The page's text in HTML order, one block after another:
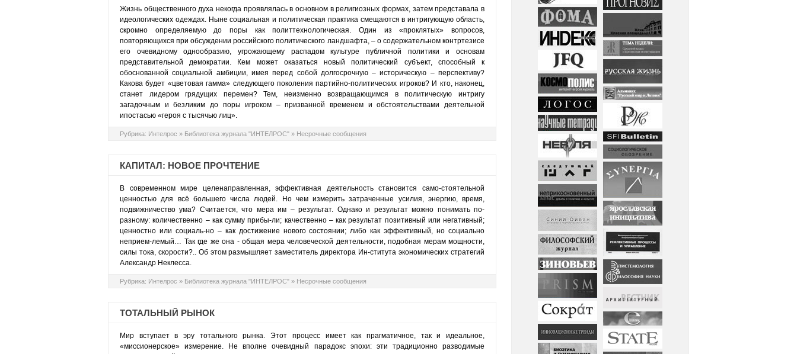
Жизнь общественного духа некогда проявлялась в основном в религиозных формах, затем представала в
идеологических одеждах. Ныне социальная и политическая практика смещаются в интригующую область,
скромно определяемую до поры как политтехнологическая. Один из «проклятых» вопросов,
повторяющихся при обсуждении российского политического ландшафта, – о содержательном контртезисе
его очевидному однообразию, угрожающему распадом культуре публичной политики и основам
представительной демократии. Кем может оказаться новый политический субъект, способный к
обоснованной социальной амбиции, имея перед собой долгосрочную – историческую – перспективу?
Какова будет «цветовая гамма» следующего поколения партийно-политических игроков? И кто, наконец,
станет лидером грядущих перемен? Тем, неизменно возвращающимся в политическую интригу
загадочным и безликим до поры игроком – призванной временем и обстоятельствами деятельной
ипостасью «героя с тысячью лиц».
Рубрика: Интелрос » Библиотека журнала "ИНТЕЛРОС" » Несрочные сообщения
КАПИТАЛ: НОВОЕ ПРОЧТЕНИЕ
В современном мире целенаправленная, эффективная деятельность становится само-стоятельной
ценностью для всё большего числа людей. Но чем измерить затраченные усилия, энергию, время,
подвижничество ума? Считается, что мера им – результат. Однако и результат можно понимать по-
разному: количественно – как сумму прибы-ли; качественно – как результат позитивный или негативный;
ценностно или социаль-но – как достижение нового состоянии; либо как эффективный, но социально
неприем-лемый… Так где же она - общая мера человеческой деятельности, подобная мерам мощности,
силы тока, скорости?.. Об этом размышляет заместитель директора Ин-ститута экономических стратегий
Александр Неклесса.
Рубрика: Интелрос » Библиотека журнала "ИНТЕЛРОС" » Несрочные сообщения
ТОТАЛЬНЫЙ РЫНОК
Мир вступает в эру тотального рынка. Этот процесс имеет как прагматичное, так и идеальное,
«миссионерское» измерение. Не вполне очевидный парадокс эпохи: эти традиционно разводимые